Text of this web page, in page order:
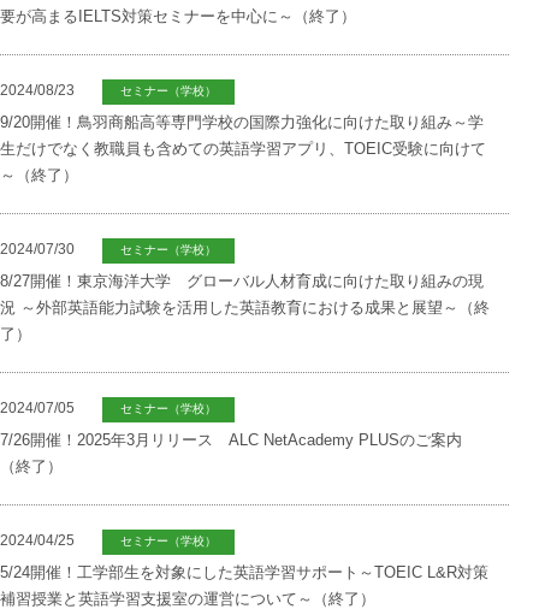
要が高まるIELTS対策セミナーを中心に～（終了）
2024/08/23 セミナー（学校）
9/20開催！鳥羽商船高等専門学校の国際力強化に向けた取り組み～学
生だけでなく教職員も含めての英語学習アプリ、TOEIC受験に向けて
～（終了）
2024/07/30 セミナー（学校）
8/27開催！東京海洋大学 グローバル人材育成に向けた取り組みの現
況 ～外部英語能力試験を活用した英語教育における成果と展望～（終
了）
2024/07/05 セミナー（学校）
7/26開催！2025年3月リリース ALC NetAcademy PLUSのご案内
（終了）
2024/04/25 セミナー（学校）
5/24開催！工学部生を対象にした英語学習サポート～TOEIC L&R対策
補習授業と英語学習支援室の運営について～（終了）